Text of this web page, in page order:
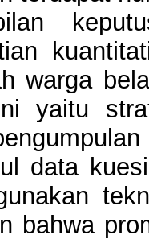
warga
yaitu
data
bahwa